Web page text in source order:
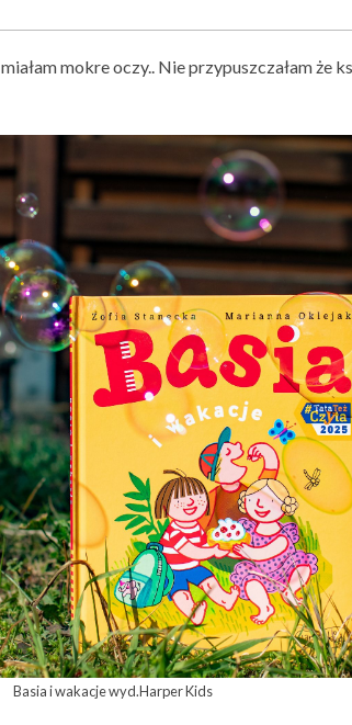
miałam mokre oczy.. Nie przypuszczałam że
Basia i wakacje wyd.Harper Kids